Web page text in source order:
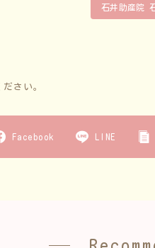
石井助産院
さい。
Facebook LINE